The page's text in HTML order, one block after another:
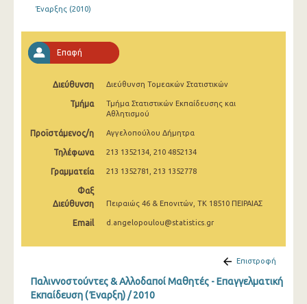
Έναρξης (2010)
Επαφή
Διεύθυνση Διεύθυνση Τομεακών Στατιστικών
Τμήμα
Τμήμα Στατιστικών Εκπαίδευσης και
Αθλητισμού
Προϊστάμενος/η Αγγελοπούλου Δήμητρα
Τηλέφωνα 213 1352134, 210 4852134
Γραμματεία 213 1352781, 213 1352778
Φαξ
Διεύθυνση
Πειραιώς 46 & Επονιτών, ΤΚ 18510 ΠΕΙΡΑΙΑΣ
Email d.angelopoulou@statistics.gr
Επιστροφή
Παλιννοστούντες & Αλλοδαποί Μαθητές - Επαγγελματική
Εκπαίδευση ( Έναρξη) / 2010